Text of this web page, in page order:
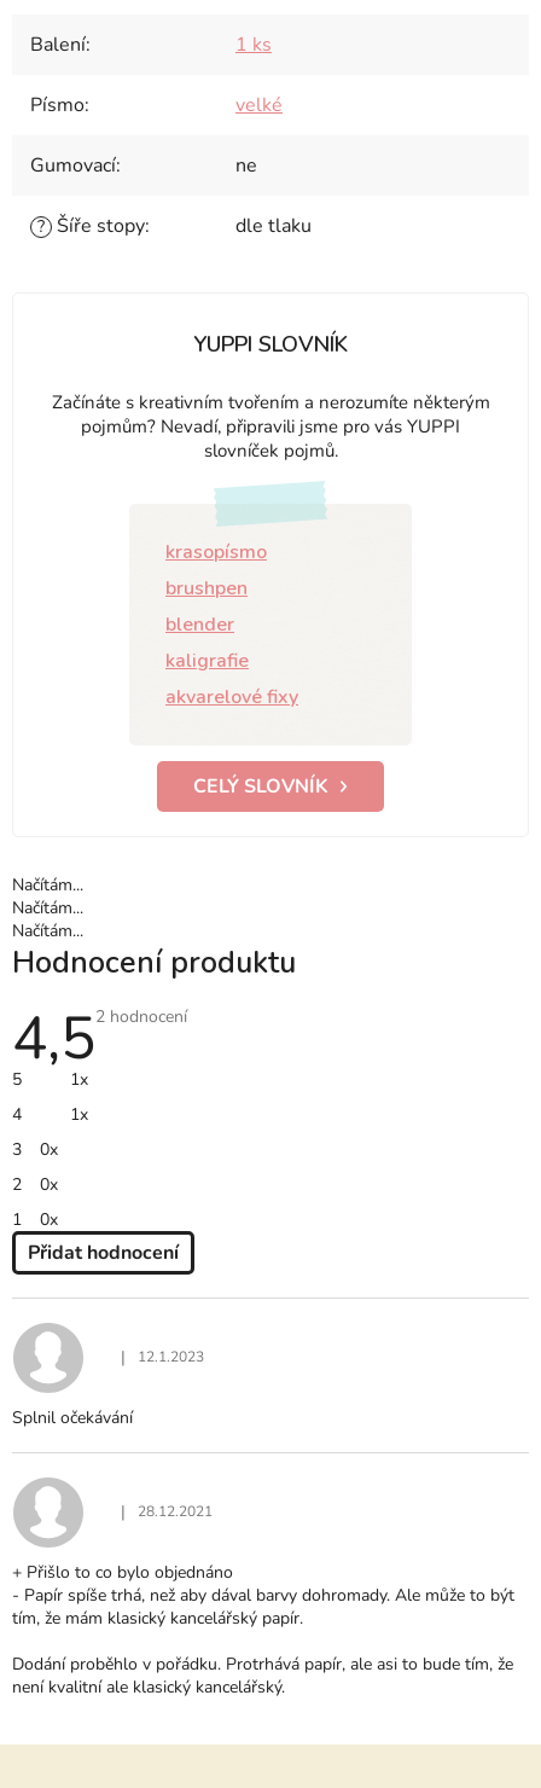
Balení: 1 ks
Písmo: velké
Gumovací: ne
? Šíře stopy: dle tlaku
YUPPI SLOVNÍK
Začínáte s kreativním tvořením a nerozumíte některým
pojmům? Nevadí, připravili jsme pro vás YUPPI
slovníček pojmů.
krasopísmo
brushpen
blender
kaligrafie
akvarelové fixy
CELÝ SLOVNÍK
Načítám...
Načítám...
Načítám...
Hodnocení produktu
4,5Průměrné
2 hodnocení
5
1x
4
1x
3
0x
2
0x
1
0x
Přidat hodnocení
P
I
S
H
O
D
O
C
N
Í
Hodnocení produktu je 5 z 5 hvězdiček.
| 12.1.2023
Splnil očekávání
Hodnocení produktu je 4 z 5 hvězdiček.
| 28.12.2021
+ Přišlo to co bylo objednáno
- Papír spíše trhá, než aby dával barvy dohromady. Ale může to být
tím, že mám klasický kancelářský papír.
Dodání proběhlo v pořádku. Protrhává papír, ale asi to bude tím, že
není kvalitní ale klasický kancelářský.